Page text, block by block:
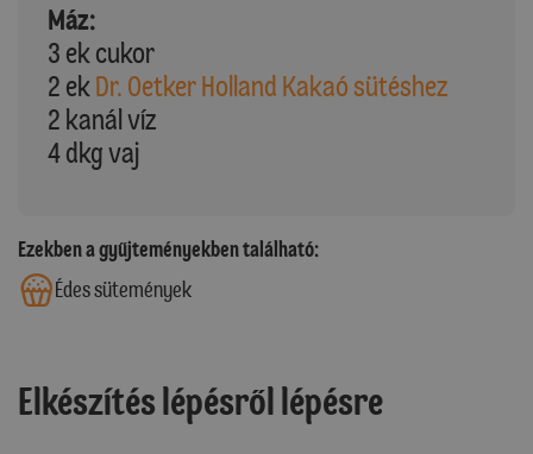
Máz:
3 ek cukor
2 ek Dr. Oetker Holland Kakaó sütéshez
2 kanál víz
4 dkg vaj
Ezekben a gyűjteményekben található:
Édes sütemények
Elkészítés lépésről lépésre